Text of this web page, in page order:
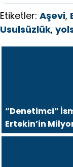
Etiketler: Aşevi,
Usulsüzlük,
“Denetimci”
Ertekin’in
Dolarlık